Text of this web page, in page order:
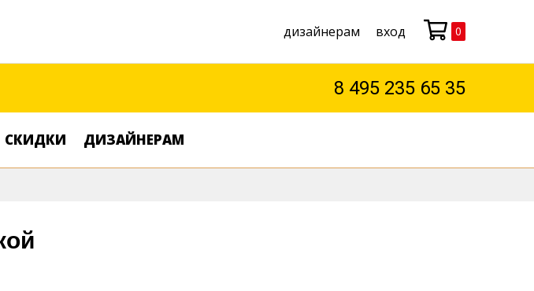
дизайнерам вход Моя корзина
0
8 495 235 65 35
СКИДКИ ДИЗАЙНЕРАМ